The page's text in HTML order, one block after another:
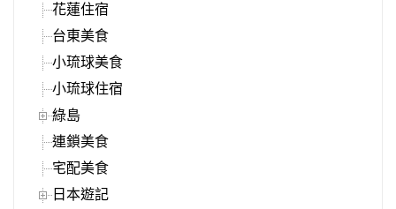
花蓮住宿
台東美食
小琉球美食
小琉球住宿
綠島
連鎖美食
宅配美食
日本遊記